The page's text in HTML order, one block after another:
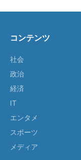
コンテンツ
社会
政治
経済
IT
エンタメ
スポーツ
メディア